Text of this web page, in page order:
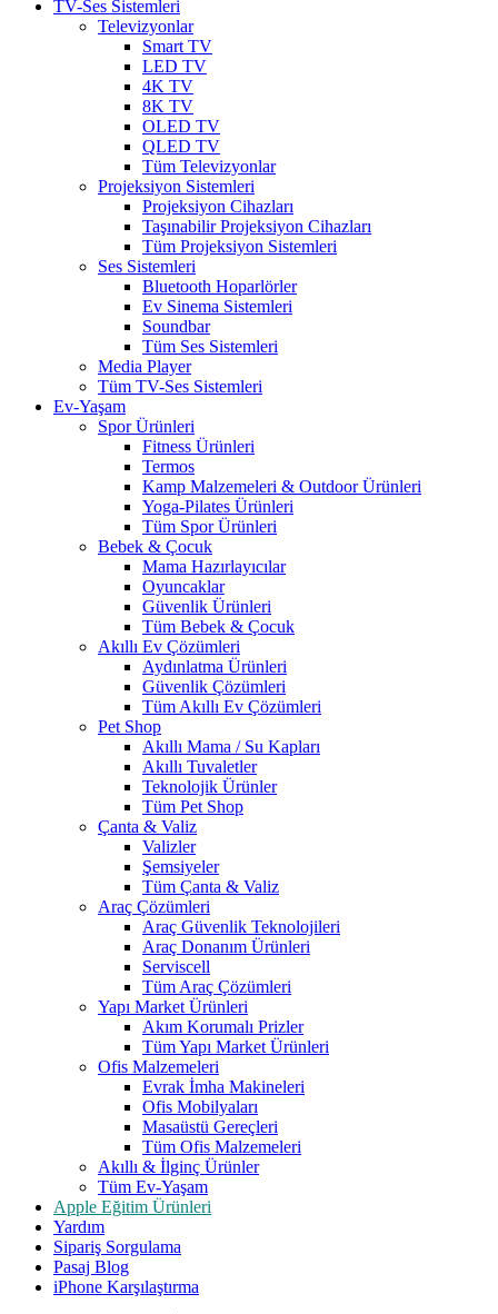
TV-Ses Sistemleri
Televizyonlar
Smart TV
LED TV
4K TV
8K TV
OLED TV
QLED TV
Tüm Televizyonlar
Projeksiyon Sistemleri
Projeksiyon Cihazları
Taşınabilir Projeksiyon Cihazları
Tüm Projeksiyon Sistemleri
Ses Sistemleri
Bluetooth Hoparlörler
Ev Sinema Sistemleri
Soundbar
Tüm Ses Sistemleri
Media Player
Tüm TV-Ses Sistemleri
Ev-Yaşam
Spor Ürünleri
Fitness Ürünleri
Termos
Kamp Malzemeleri & Outdoor Ürünleri
Yoga-Pilates Ürünleri
Tüm Spor Ürünleri
Bebek & Çocuk
Mama Hazırlayıcılar
Oyuncaklar
Güvenlik Ürünleri
Tüm Bebek & Çocuk
Akıllı Ev Çözümleri
Aydınlatma Ürünleri
Güvenlik Çözümleri
Tüm Akıllı Ev Çözümleri
Pet Shop
Akıllı Mama / Su Kapları
Akıllı Tuvaletler
Teknolojik Ürünler
Tüm Pet Shop
Çanta & Valiz
Valizler
Şemsiyeler
Tüm Çanta & Valiz
Araç Çözümleri
Araç Güvenlik Teknolojileri
Araç Donanım Ürünleri
Serviscell
Tüm Araç Çözümleri
Yapı Market Ürünleri
Akım Korumalı Prizler
Tüm Yapı Market Ürünleri
Ofis Malzemeleri
Evrak İmha Makineleri
Ofis Mobilyaları
Masaüstü Gereçleri
Tüm Ofis Malzemeleri
Akıllı & İlginç Ürünler
Tüm Ev-Yaşam
Apple Eğitim Ürünleri
Yardım
Sipariş Sorgulama
Pasaj Blog
iPhone Karşılaştırma